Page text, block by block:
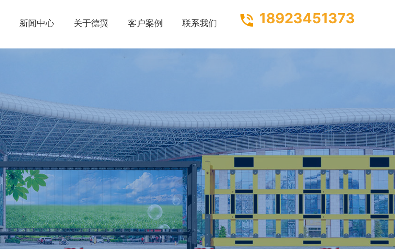
18923451373
新闻中心 关于德翼 客户案例 联系我们